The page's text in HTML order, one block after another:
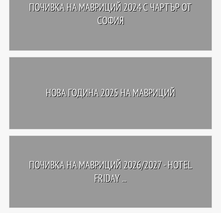
ПОЧИВКА НА МАВРИЦИЙ 2024 С ЧАРТЪР ОТ
СОФИЯ
НОВА ГОДИНА 2025 НА МАВРИЦИЙ
ПОЧИВКА НА МАВРИЦИЙ 2026/2027 - HOTEL
FRIDAY ...